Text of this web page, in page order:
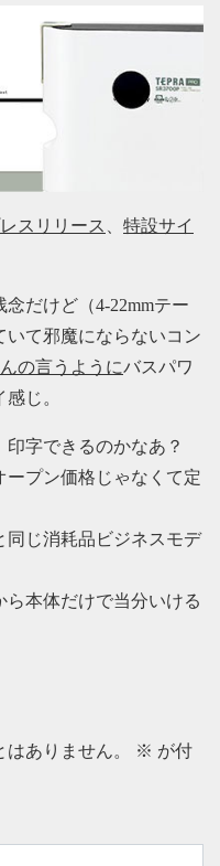
スリリース
特設サイ
だけど（4-22mmテー
いて邪魔にならないコン
の言うようにバスパワ
じ。
字できるのかなあ？
プン価格じゃなくて定
同じ消耗品ビジネスモデ
ら本体だけで当分いける
ありません。 ※ が付